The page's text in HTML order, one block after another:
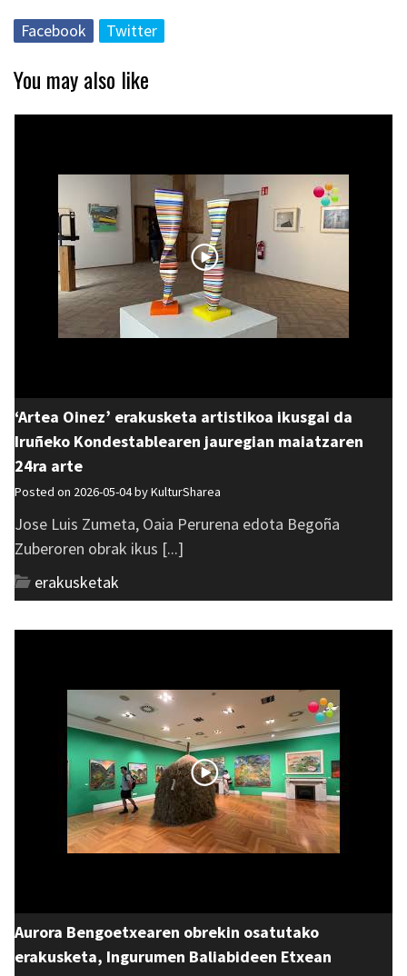
Facebook Twitter
You may also like
‘Artea Oinez’ erakusketa artistikoa ikusgai da
Iruñeko Kondestablearen jauregian maiatzaren
24ra arte
Posted on 2026-05-04 byKulturSharea
Jose Luis Zumeta, Oaia Perurena edota Begoña
Zuberoren obrak ikus [...]
erakusketak
Aurora Bengoetxearen obrekin osatutako
erakusketa, Ingurumen Baliabideen Etxean